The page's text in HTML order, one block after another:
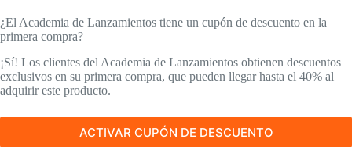
¿El Academia de Lanzamientos tiene un cupón de descuento en la
primera compra?
¡Sí! Los clientes del Academia de Lanzamientos obtienen descuentos
exclusivos en su primera compra, que pueden llegar hasta el 40% al
adquirir este producto.
ACTIVAR CUPÓN DE DESCUENTO